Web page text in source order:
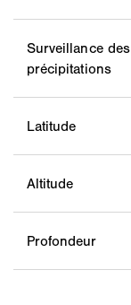
Surveillance des
précipitations
Latitude
Altitude
Profondeur